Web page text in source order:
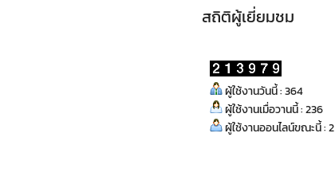
สถิติผู้เยี่ยมชม
ผู้ใช้งานวันนี้ : 364
ผู้ใช้งานเมื่อวานนี้ : 236
ผู้ใช้งานออนไลน์ขณะนี้ : 2